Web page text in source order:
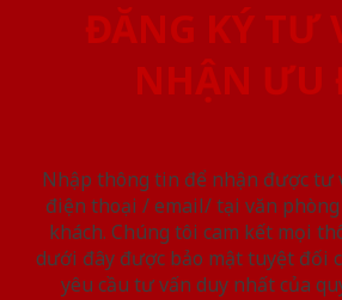
ĐĂNG KÝ TƯ
NHẬN ƯU
Nhập thông tin để nhận được tư
điện thoại / email/ tại văn
khách. Chúng tôi cam kết mọi
dưới đây được bảo mật tuyệt đối
yêu cầu tư vấn duy nhất của